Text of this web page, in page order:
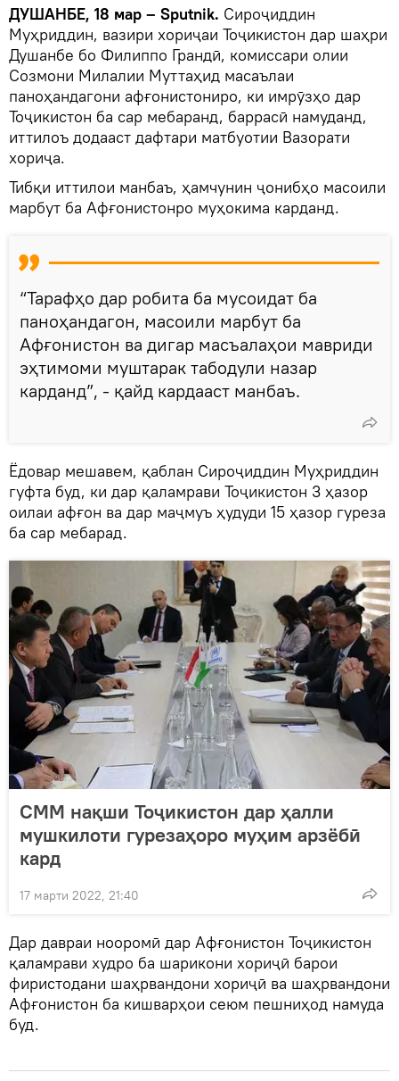
ДУШАНБЕ, 18 мар – Sputnik. Сироҷиддин
Муҳриддин, вазири хориҷаи Тоҷикистон дар шаҳри
Душанбе бо Филиппо Грандӣ, комиссари олии
Созмони Милалии Муттаҳид масаълаи
паноҳандагони афғонистониро, ки имрӯзҳо дар
Тоҷикистон ба сар мебаранд, баррасӣ намуданд,
иттилоъ додааст дафтари матбуотии Вазорати
хориҷа.
Тибқи иттилои манбаъ, ҳамчунин ҷонибҳо масоили
марбут ба Афғонистонро муҳокима карданд.
“Тарафҳо дар робита ба мусоидат ба
паноҳандагон, масоили марбут ба
Афғонистон ва дигар масъалаҳои мавриди
эҳтимоми муштарак табодули назар
карданд”, - қайд кардааст манбаъ.
Ёдовар мешавем, қаблан Сироҷиддин Муҳриддин
гуфта буд, ки дар қаламрави Тоҷикистон 3 ҳазор
оилаи афғон ва дар маҷмуъ ҳудуди 15 ҳазор гуреза
ба сар мебарад.
СММ нақши Тоҷикистон дар ҳалли
мушкилоти гурезаҳоро муҳим арзёбӣ
кард
17 марти 2022, 21:40
Дар давраи нооромӣ дар Афғонистон Тоҷикистон
қаламрави худро ба шарикони хориҷӣ барои
фиристодани шаҳрвандони хориҷӣ ва шаҳрвандони
Афғонистон ба кишварҳои сеюм пешниҳод намуда
буд.